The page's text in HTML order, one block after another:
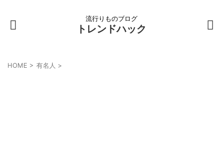
流行りものブログ
トレンドハック
HOME > 有名人 >